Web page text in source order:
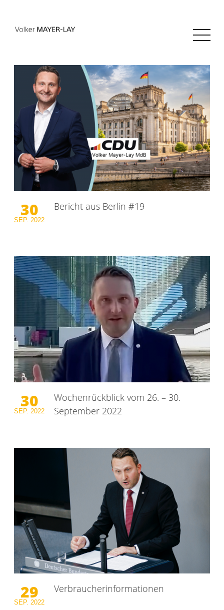
30
SEP. 2022
Bericht aus Berlin #19
30
SEP. 2022
Wochenrückblick vom 26. – 30.
September 2022
29
SEP.2022
Verbraucherinformationen